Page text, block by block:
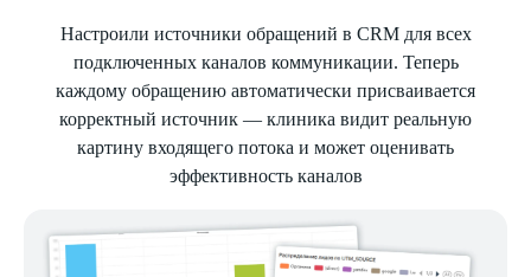
Настроили источники обращений в CRM для всех
подключенных каналов коммуникации. Теперь
каждому обращению автоматически присваивается
корректный источник — клиника видит реальную
картину входящего потока и может оценивать
эффективность каналов